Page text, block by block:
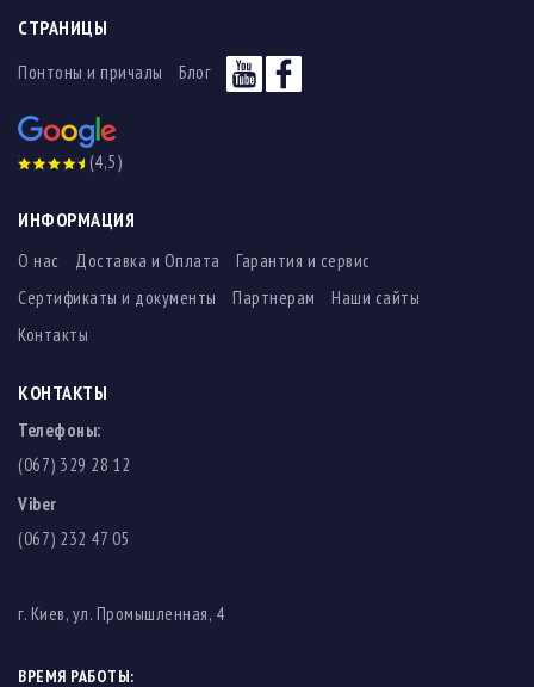
СТРАНИЦЫ
Понтоны и причалы Блог
(4,5)
ИНФОРМАЦИЯ
О нас Доставка и Оплата
Гарантия и сервис
Сертификаты и документы
Партнерам
Наши сайты
Контакты
КОНТАКТЫ
Телефоны:
(067) 329 28 12
Viber
(067) 232 47 05
г. Киев, ул. Промышленная, 4
ВРЕМЯ РАБОТЫ: